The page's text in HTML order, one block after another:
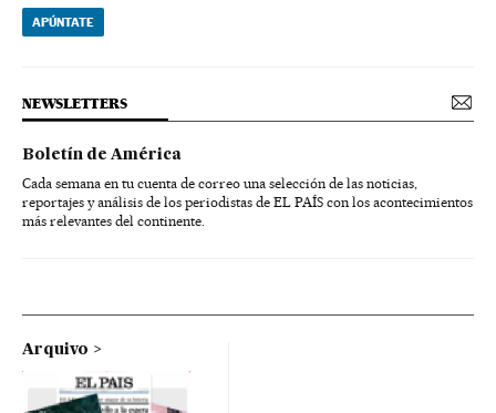
APÚNTATE
NEWSLETTERS
Boletín de América
Cada semana en tu cuenta de correo una selección de las noticias,
reportajes y análisis de los periodistas de EL PAÍS con los acontecimientos
más relevantes del continente.
Arquivo